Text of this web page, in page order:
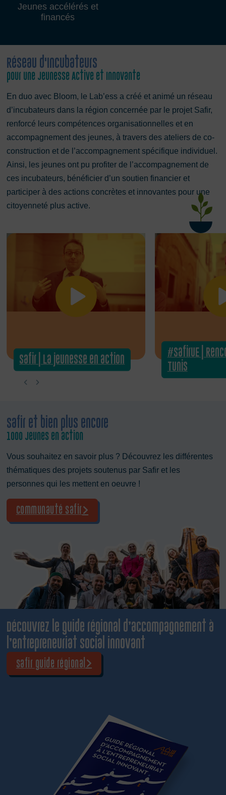
Jeunes accélérés et
financés
Réseau d'Incubateurs
pour une Jeunesse Active et Innovante
En duo avec Bloom, le Lab’ess a créé et animé un réseau
d’incubateurs dans la région concernée par le projet Safir,
renforcé leurs compétences organisationnelles et en
accompagnement des jeunes, à travers des ateliers de co-
construction et de l’accompagnement spécifique individuel.
Ainsi, les jeunes ont pu profiter de l’accompagnement de
ces incubateurs, bénéficier d’un soutien financier et
participer à des actions concrètes et innovantes pour une
citoyenneté plus active.
Safir | La jeunesse en action
#SafirUE |
Tunis
Safir et bien plus encore
1000 Jeunes en action
Vous souhaitez en savoir plus ? Découvrez les différentes
thématiques des projets soutenus par Safir et les
personnes qui les mettent en oeuvre !
Communauté Safir
Découvrez le guide régional d’accompagnement à
l’entrepreneuriat social innovant
Safir guide régional